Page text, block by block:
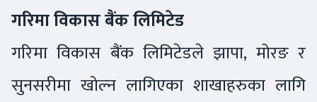
गरिमा विकास बैंक लिमिटेड
गरिमा विकास बैंक लिमिटेडले झापा, मोरङ र
सुनसरीमा खोल्न लागिएका शाखाहरुका लागि